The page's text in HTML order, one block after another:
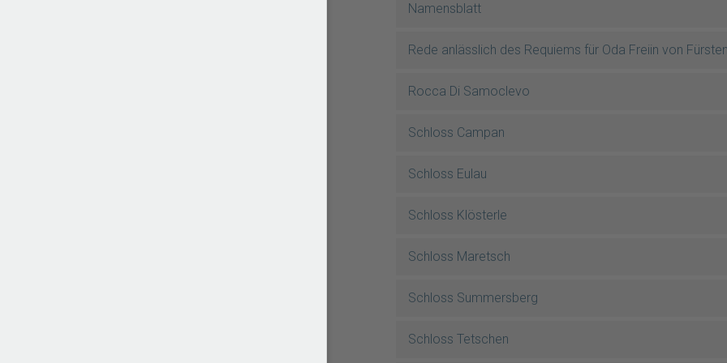
Namensblatt
Rede anlässlich des Requiems für Oda Freiin von
Rocca Di Samoclevo
Schloss Campan
Schloss Eulau
Schloss Klösterle
Schloss Maretsch
Schloss Summersberg
Schloss Tetschen